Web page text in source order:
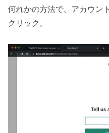
何れかの方法で、アカウン
クリック。